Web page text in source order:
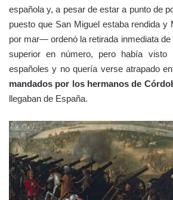
española y, a pesar de estar a punto de
puesto que San Miguel estaba rendida y
por mar— ordenó la retirada inmediata
superior en número, pero había visto
españoles y no quería verse atrapado
mandados por los hermanos de
llegaban de España.